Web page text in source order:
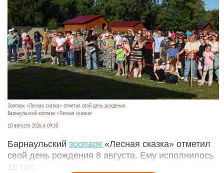
Зоопарк «Лесная сказка» отметил свой день рождения
Барнаульский зоопарк «Лесная сказка»
10 августа 2026 в 09:10
Барнаульский зоопарк «Лесная сказка» отметил
свой день рождения 8 августа. Ему исполнилось
16 лет.